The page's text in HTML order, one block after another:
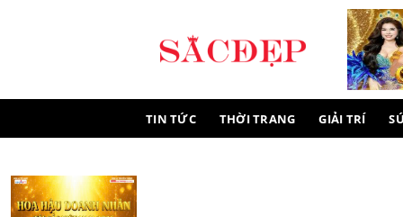
TIN TỨC THỜI TRANG GIẢI TRÍ